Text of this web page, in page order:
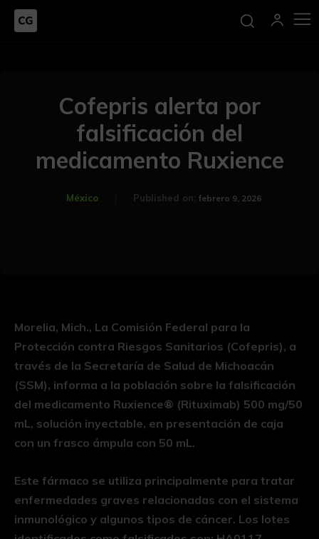
Cofepris alerta por
falsificación del
medicamento Ruxience
México Published on: febrero 9, 2026
Morelia, Mich., La Comisión Federal para la
Protección contra Riesgos Sanitarios (Cofepris), a
través de la Secretaría de Salud de Michoacán
(SSM), informa a la población sobre la falsificación
del medicamento Ruxience®️ (Rituximab) 500 mg/50
mL, solución inyectable, en presentación de caja
con un frasco ámpula con 50 mL.
Este fármaco se utiliza principalmente para tratar
enfermedades graves relacionadas con el sistema
inmunológico y algunos tipos de cáncer. Los lotes